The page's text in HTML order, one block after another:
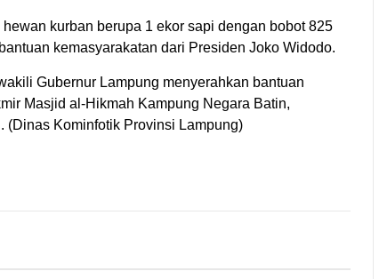
kurban berupa 1 ekor sapi dengan bobot 825
kemasyarakatan dari Presiden Joko Widodo.
Gubernur Lampung menyerahkan bantuan
Masjid al-Hikmah Kampung Negara Batin,
(Dinas Kominfotik Provinsi Lampung)